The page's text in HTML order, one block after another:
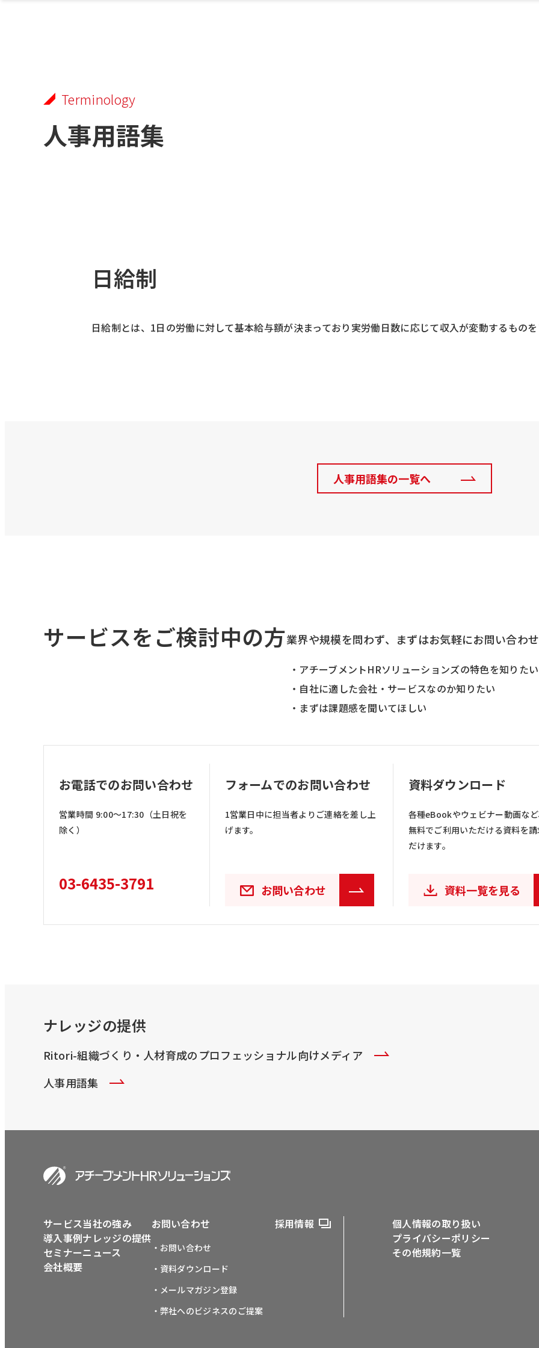
Terminology
人事用語集
日給制
日給制とは、1日の労働に対して基本給与額が決まっており実労働日数に応じて収入が変動するもの
人事用語集の一覧へ
サービスをご検討中の方業界や規模を問わず、まずはお気軽にお問い合わ
・アチーブメントHRソリューションズの特色を知りたい
・自社に適した会社・サービスなのか知りたい
・まずは課題感を聞いてほしい
お電話でのお問い合わせ
営業時間 9:00〜17:30（土日祝を
除く）
03-6435-3791
フォームでのお問い合わせ
1営業日中に担当者よりご連絡を差し上
げます。
お問い合わせ
資料ダウンロード
各種eBookやウェビナー動画な
無料でご利用いただける資料を
だけます。
資料一覧を見る
ナレッジの提供
Ritori-組織づくり・人材育成のプロフェッショナル向けメディア
人事用語集
サービス
導入事例
セミナー
会社概要
当社の強み
ナレッジの提供
ニュース
お問い合わせ
・お問い合わせ
・資料ダウンロード
・メールマガジン登録
・弊社へのビジネスのご提案
採用情報
個人情報の取り扱い
プライバシーポリシー
その他規約一覧